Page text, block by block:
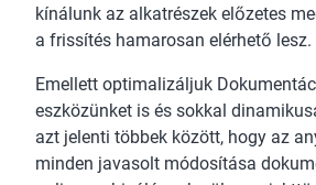
kínálunk az alkatrészek előzetes
a frissítés hamarosan elérhető lesz.
Emellett optimalizáljuk
eszközünket is és sokkal
azt jelenti többek között, hogy az
minden javasolt módosítása